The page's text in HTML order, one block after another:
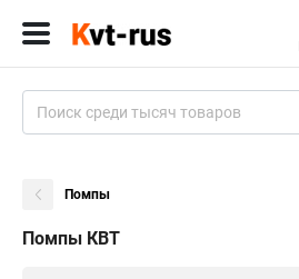
Помпы
Помпы КВТ